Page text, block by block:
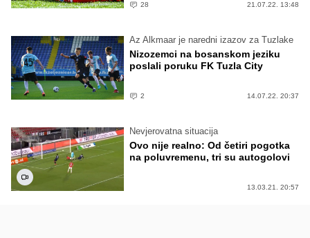
28 21.07.22. 13:48
Az Alkmaar je naredni izazov za Tuzlake
Nizozemci na bosanskom jeziku
poslali poruku FK Tuzla City
2 14.07.22. 20:37
Nevjerovatna situacija
Ovo nije realno: Od četiri pogotka
na poluvremenu, tri su autogolovi
13.03.21. 20:57